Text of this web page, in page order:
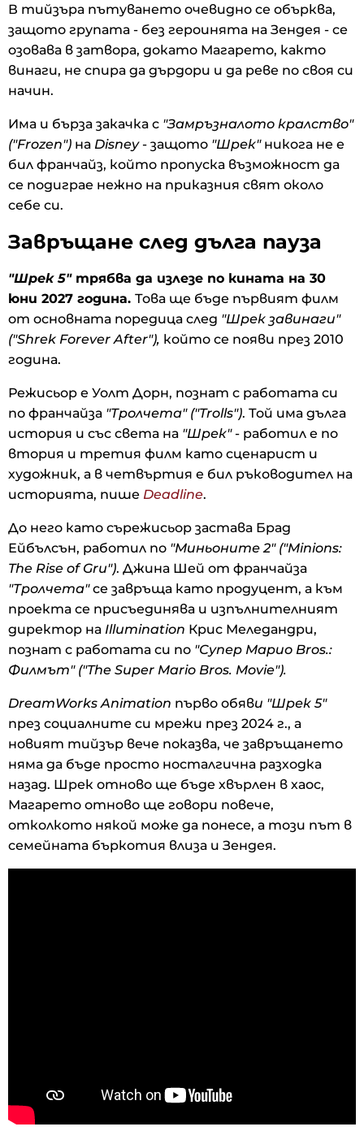
В тийзъра пътуването очевидно се обърква,
защото групата - без героинята на Зендея - се
озовава в затвора, докато Магарето, както
винаги, не спира да дърдори и да реве по своя си
начин.
Има и бърза закачка с "Замръзналото кралство"
("Frozen") на Disney- защото "Шрек"никога не е
бил франчайз, който пропуска възможност да
се подиграе нежно на приказния свят около
себе си.
Завръщане след дълга пауза
"Шрек 5"трябва да излезе по кината на 30
юни 2027 година. Това ще бъде първият филм
от основната поредица след "Шрек завинаги"
("Shrek Forever After"), който се появи през 2010
година.
Режисьор е Уолт Дорн, познат с работата си
по франчайза "Тролчета" ("Trolls"). Той има дълга
история и със света на "Шрек"- работил е по
втория и третия филм като сценарист и
художник, а в четвъртия е бил ръководител на
историята, пише Deadline.
До него като сърежисьор застава Брад
Ейбълсън, работил по "Миньоните 2" ("Minions:
The Rise of Gru"). Джина Шей от франчайза
"Тролчета"се завръща като продуцент, а към
проекта се присъединява и изпълнителният
директор на Illumination Крис Меледандри,
познат с работата си по "Супер Марио Bros.:
Филмът" ("The Super Mario Bros. Movie").
DreamWorks Animation първо обяви "Шрек 5"
през социалните си мрежи през 2024 г., а
новият тийзър вече показва, че завръщането
няма да бъде просто носталгична разходка
назад. Шрек отново ще бъде хвърлен в хаос,
Магарето отново ще говори повече,
отколкото някой може да понесе, а този път в
семейната бъркотия влиза и Зендея.